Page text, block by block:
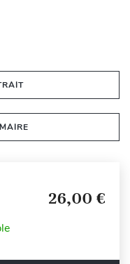
26,00 €